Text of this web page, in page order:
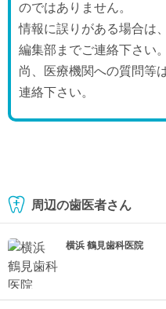
のではありません。
情報に誤りがある場合は
編集部までご連絡下さい。
尚、医療機関への質問等
連絡下さい。
周辺の歯医者さん
横浜 鶴見歯科医院